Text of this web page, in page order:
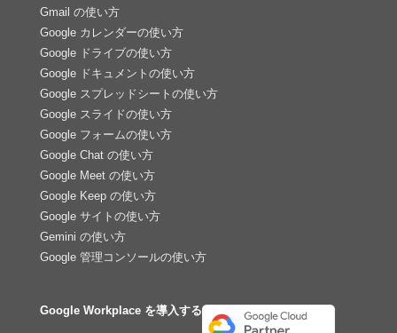
Gmail の使い方
Google カレンダーの使い方
Google ドライブの使い方
Google ドキュメントの使い方
Google スプレッドシートの使い方
Google スライドの使い方
Google フォームの使い方
Google Chat の使い方
Google Meet の使い方
Google Keep の使い方
Google サイトの使い方
Gemini の使い方
Google 管理コンソールの使い方
Google Workplace を導入する